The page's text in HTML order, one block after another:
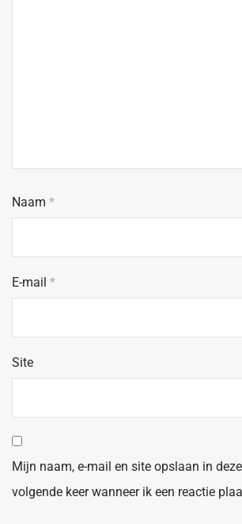
Naam *
E-mail *
Site
Mijn naam, e-mail en site opslaan in
volgende keer wanneer ik een reactie